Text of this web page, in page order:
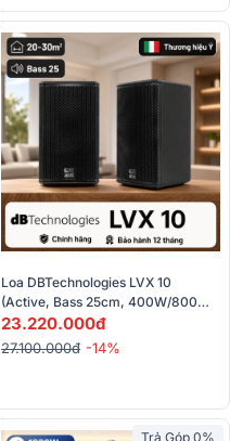
Loa DBTechnologies LVX 10
(Active, Bass 25cm, 400W/800W,
125dB)
23.220.000đ
27.100.000đ -14%
Trả Góp 0%